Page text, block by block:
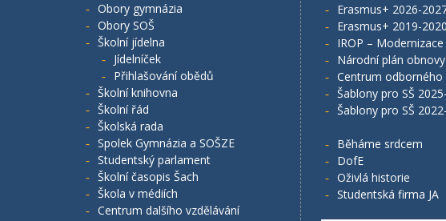
Obory gymnázia
Obory SOŠ
Školní jídelna
Jídelníček
Přihlašování obědů
Školní knihovna
Školní řád
Školská rada
Spolek Gymnázia a SOŠZE
Studentský parlament
Školní časopis Šach
Škola v médiích
Centrum dalšího vzdělávání
Erasmus+ 2026-
Erasmus+ 2019-2020
IROP –
Národní plán obnovy
Centrum odborného
Šablony pro SŠ
Šablony pro SŠ
Běháme srdcem
DofE
Oživlá historie
Studentská firma JA